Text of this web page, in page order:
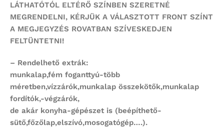
LÁTHATÓTÓL ELTÉRŐ SZÍNBEN SZERETNÉ
MEGRENDELNI, KÉRJÜK A VÁLASZTOTT FRONT SZÍNT
A MEGJEGYZÉS ROVATBAN SZÍVESKEDJEN
FELTÜNTETNI!
– Rendelhető extrák:
munkalap,fém foganttyú-több
méretben,vízzárók,munkalap összekötők,munkalap
fordítók,-végzárók,
de akár konyha-gépészet is (beépíthető-
sütő,főzőlap,elszívó,mosogatógép….).